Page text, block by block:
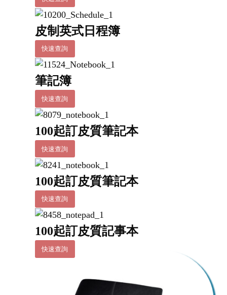
皮制英式日程簿
快速查詢
筆記簿
快速查詢
100起訂皮質筆記本
快速查詢
100起訂皮質筆記本
快速查詢
100起訂皮質記事本
快速查詢